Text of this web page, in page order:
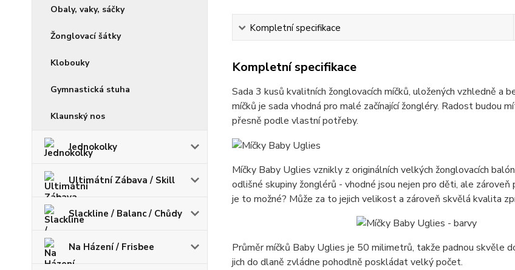
Obaly, vaky, sáčky
Žonglovací šátky
Klobouky
Gymnastická stuha
Klaunský nos
Jednokolky
Ultimátní Zábava / Skill
Slackline / Balanc / Chůdy
Na Házení / Frisbee
Kompletní specifikace
Kompletní specifikace
Sada 3 kusů kvalitních žonglovacích míčků, uložených vzhledně a
míčků je sada vhodná pro malé začínající žongléry. Radost budou
přesně podle vlastní potřeby.
Míčky Baby Uglies vznikly z originálních velkých žonglovacích
odlišné skupiny žonglérů - vhodné jsou nejen pro děti, ale
je to možné? Může za to jejich velikost a zároveň skvělá kvalita
Průměr míčků Baby Uglies je 50 milimetrů, takže padnou skvěle
jich do dlaně zvládne pohodlně poskládat velký počet.